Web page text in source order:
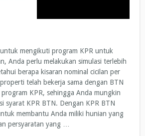
mengikuti program KPR untuk
Anda perlu melakukan simulasi terlebih
berapa kisaran nominal cicilan per
telah bekerja sama dengan BTN
KPR, sehingga Anda mungkin
syarat KPR BTN. Dengan KPR BTN
membantu Anda miliki hunian yang
persyaratan yang …